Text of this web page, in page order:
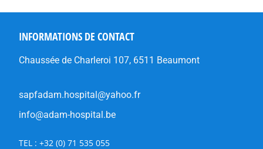
INFORMATIONS DE CONTACT
Chaussée de Charleroi 107, 6511 Beaumont
sapfadam.hospital@yahoo.fr
info@adam-hospital.be
TEL : +32 (0) 71 535 055